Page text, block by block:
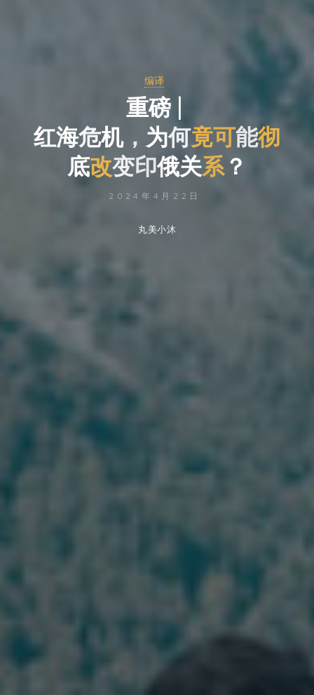
编译
重磅 |
红海危机， 为何竟可能彻
底改变印俄关系？
2024年4月22日
丸美小沐